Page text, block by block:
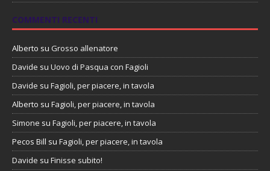
COMMENTI RECENTI
Alberto su Grosso allenatore
Davide su Uovo di Pasqua con Fagioli
Davide su Fagioli, per piacere, in tavola
Alberto su Fagioli, per piacere, in tavola
Simone su Fagioli, per piacere, in tavola
Pecos Bill su Fagioli, per piacere, in tavola
Davide su Finisse subito!